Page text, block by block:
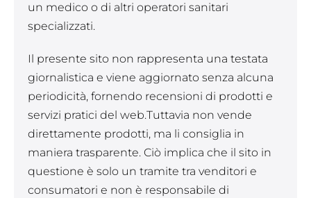
un medico o di altri operatori sanitari
specializzati.
Il presente sito non rappresenta una testata
giornalistica e viene aggiornato senza alcuna
periodicità, fornendo recensioni di prodotti e
servizi pratici del web.Tuttavia non vende
direttamente prodotti, ma li consiglia in
maniera trasparente. Ciò implica che il sito in
questione è solo un tramite tra venditori e
consumatori e non è responsabile di